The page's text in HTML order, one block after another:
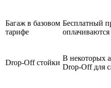
Багаж в базовом
тарифе
Бесплатный
оплачиваются
Drop-Off стойки
В некоторых
Drop-Off для